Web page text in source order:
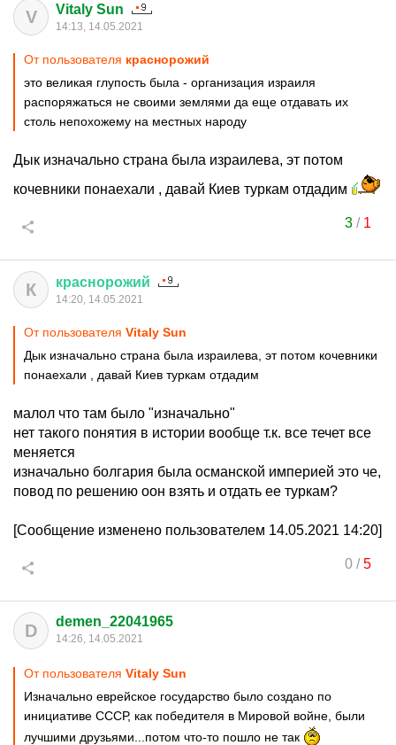
V Vitaly Sun
14:13, 14.05.2021
От пользователя краснорожий
это великая глупость была - организация израиля
распоряжаться не своими землями да еще отдавать их
столь непохожему на местных народу
Дык изначально страна была израилева, эт потом
кочевники понаехали , давай Киев туркам отдадим
3/ 1
К краснорожий
14:20, 14.05.2021
От пользователя Vitaly Sun
Дык изначально страна была израилева, эт потом кочевники
понаехали , давай Киев туркам отдадим
малол что там было "изначально"
нет такого понятия в истории вообще т.к. все течет все
меняется
изначально болгария была османской империей это че,
повод по решению оон взять и отдать ее туркам?
[Сообщение изменено пользователем 14.05.2021 14:20]
0/5
D demen_22041965
14:26, 14.05.2021
От пользователя Vitaly Sun
Изначально еврейское государство было создано по
инициативе СССР, как победителя в Мировой войне, были
лучшими друзьями...потом что-то пошло не так